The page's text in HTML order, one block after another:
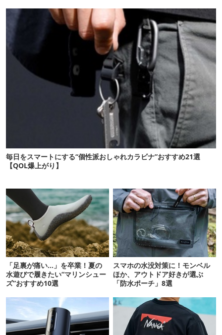
毎日をスマートにする“個性派おしゃれカラビナ”おすすめ21選
【QOL爆上がり】
「足裏が痛い…」を卒業！夏の
水遊びで履きたい“マリンシュー
ズ”おすすめ10選
スマホの水没対策に！モンベル
ほか、アウトドア好きが選ぶ
「防水ポーチ」8選